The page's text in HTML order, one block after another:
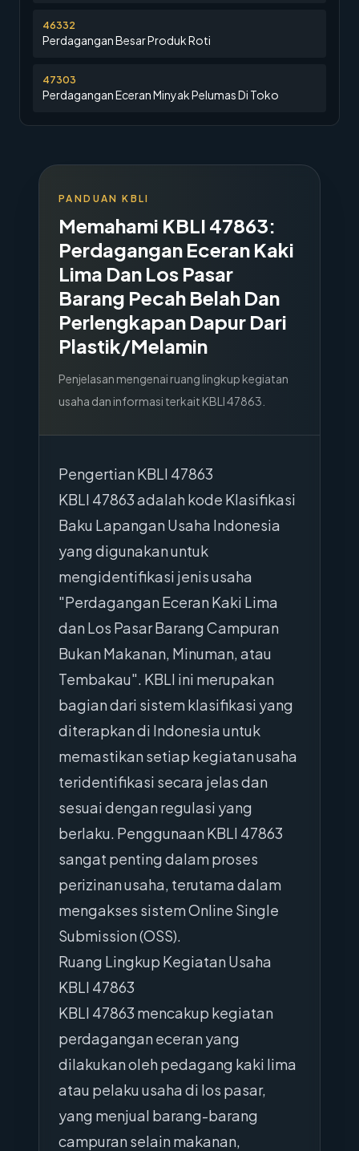
46332
Perdagangan Besar Produk Roti
47303
Perdagangan Eceran Minyak Pelumas Di Toko
PANDUAN KBLI
Memahami KBLI 47863:
Perdagangan Eceran Kaki
Lima Dan Los Pasar
Barang Pecah Belah Dan
Perlengkapan Dapur Dari
Plastik/Melamin
Penjelasan mengenai ruang lingkup kegiatan
usaha dan informasi terkait KBLI47863
Pengertian KBLI 47863
KBLI 47863 adalah kode Klasifikasi
Baku Lapangan Usaha Indonesia
yang digunakan untuk
mengidentifikasi jenis usaha
"Perdagangan Eceran Kaki Lima
dan Los Pasar Barang Campuran
Bukan Makanan, Minuman, atau
Tembakau". KBLI ini merupakan
bagian dari sistem klasifikasi yang
diterapkan di Indonesia untuk
memastikan setiap kegiatan usaha
teridentifikasi secara jelas dan
sesuai dengan regulasi yang
berlaku. Penggunaan KBLI 47863
sangat penting dalam proses
perizinan usaha, terutama dalam
mengakses sistem Online Single
Submission (OSS).
Ruang Lingkup Kegiatan Usaha
KBLI 47863
KBLI 47863 mencakup kegiatan
perdagangan eceran yang
dilakukan oleh pedagang kaki lima
atau pelaku usaha di los pasar,
yang menjual barang-barang
campuran selain makanan,